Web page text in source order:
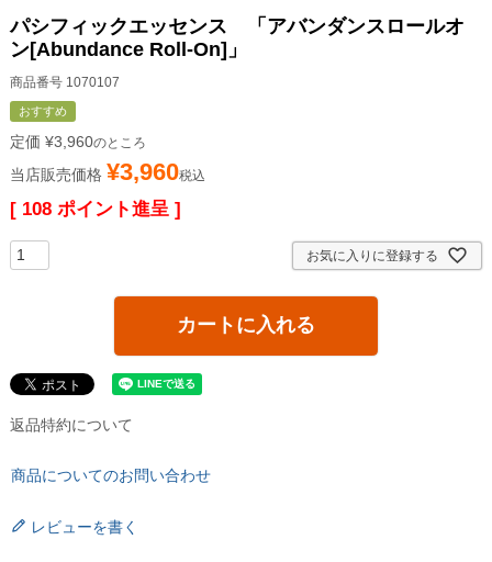
パシフィックエッセンス 「アバンダンスロールオ
ン[Abundance Roll-On]」
商品番号 1070107
おすすめ
定価 ¥3,960のところ
当店販売価格 ¥3,960税込
[ 108 ポイント進呈 ]
お気に入りに登録する
カートに入れる
返品特約について
商品についてのお問い合わせ
レビューを書く